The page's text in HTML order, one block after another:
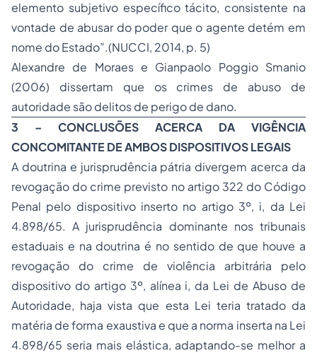
elemento subjetivo específico tácito, consistente na
vontade de abusar do poder que o agente detém em
nome do Estado”.(NUCCI, 2014, p. 5)
Alexandre de Moraes e Gianpaolo Poggio Smanio
(2006) dissertam que os crimes de abuso de
autoridade são delitos de perigo de dano.
3 – CONCLUSÕES ACERCA DA VIGÊNCIA
CONCOMITANTE DE AMBOS DISPOSITIVOS LEGAIS
A doutrina e jurisprudência pátria divergem acerca da
revogação do crime previsto no artigo 322 do Código
Penal pelo dispositivo inserto no artigo 3º, i, da Lei
4.898/65. A jurisprudência dominante nos tribunais
estaduais e na doutrina é no sentido de que houve a
revogação do crime de violência arbitrária pelo
dispositivo do artigo 3º, alínea i, da Lei de Abuso de
Autoridade, haja vista que esta Lei teria tratado da
matéria de forma exaustiva e que a norma inserta na Lei
4.898/65 seria mais elástica, adaptando-se melhor a